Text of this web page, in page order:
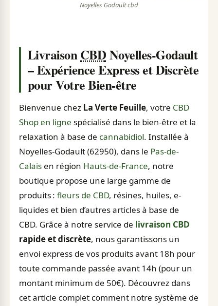
Noyelles Godault cbd
LivraisonCBDNoyelles-Godault
– Expérience Express et Discrète
pour Votre Bien-être
Bienvenue chez La Verte Feuille, votre CBD
Shop en ligne spécialisé dans le bien-être et la
relaxation à base de cannabidiol. Installée à
Noyelles-Godault (62950), dans le Pas-de-
Calais en région Hauts-de-France, notre
boutique propose une large gamme de
produits : fleurs de CBD, résines, huiles, e-
liquides et bien d’autres articles à base de
CBD. Grâce à notre service de livraison CBD
rapide et discrète, nous garantissons un
envoi express de vos produits avant 18h pour
toute commande passée avant 14h (pour un
montant minimum de 50€). Découvrez dans
cet article complet comment notre système de